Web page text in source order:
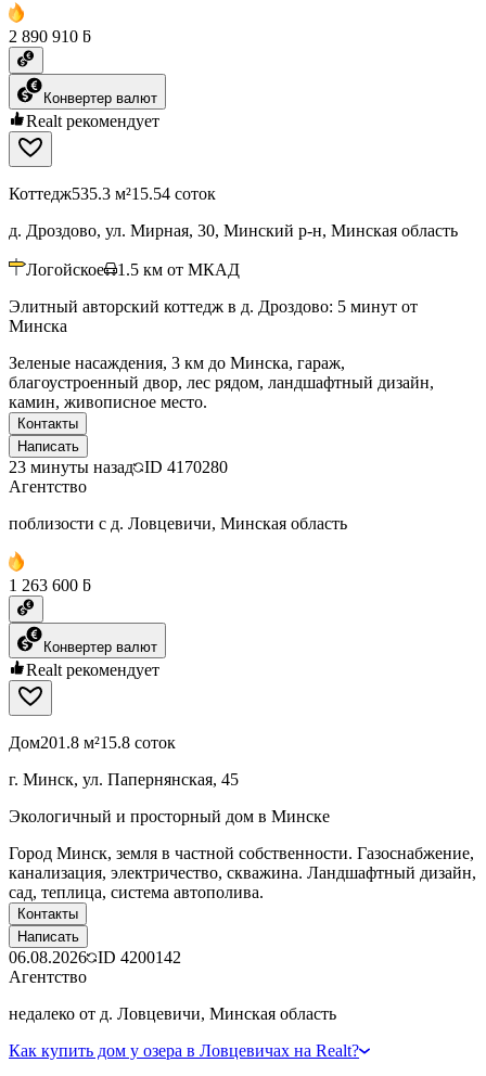
2 890 910 ƃ
Конвертер валют
Realt рекомендует
Коттедж535.3 м²15.54 соток
д. Дроздово, ул. Мирная, 30, Минский р-н, Минская область
Логойское 1.5 км от МКАД
Элитный авторский коттедж в д. Дроздово: 5 минут от
Минска
Зеленые насаждения, 3 км до Минска, гараж,
благоустроенный двор, лес рядом, ландшафтный дизайн,
камин, живописное место.
Контакты
Написать
23 минуты назад ID 4170280
Агентство
поблизости с д. Ловцевичи, Минская область
1 263 600 ƃ
Конвертер валют
Realt рекомендует
Дом201.8 м²15.8 соток
г. Минск, ул. Папернянская, 45
Экологичный и просторный дом в Минске
Город Минск, земля в частной собственности. Газоснабжение,
канализация, электричество, скважина. Ландшафтный дизайн,
сад, теплица, система автополива.
Контакты
Написать
06.08.2026 ID 4200142
Агентство
недалеко от д. Ловцевичи, Минская область
Как купить дом у озера в Ловцевичах на Realt?